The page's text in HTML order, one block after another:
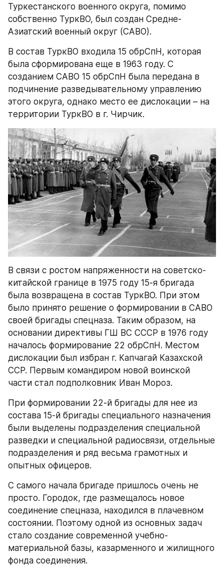
Туркестанского военного округа, помимо
собственно ТуркВО, был создан Средне-
Азиатский военный округ (САВО).
В состав ТуркВО входила 15 обрСпН, которая
была сформирована еще в 1963 году. С
созданием САВО 15 обрСпН была передана в
подчинение разведывательному управлению
этого округа, однако место ее дислокации – на
территории ТуркВО в г. Чирчик.
В связи с ростом напряженности на советско-
китайской границе в 1975 году 15-я бригада
была возвращена в состав ТуркВО. При этом
было принято решение о формировании в САВО
своей бригады спецназа. Таким образом, на
основании директивы ГШ ВС СССР в 1976 году
началось формирование 22 обрСпН. Местом
дислокации был избран г. Капчагай Казахской
ССР. Первым командиром новой воинской
части стал подполковник Иван Мороз.
При формировании 22-й бригады для нее из
состава 15-й бригады специального назначения
были выделены подразделения специальной
разведки и специальной радиосвязи, отдельные
подразделения и ряд весьма грамотных и
опытных офицеров.
С самого начала бригаде пришлось очень не
просто. Городок, где размещалось новое
соединение спецназа, находился в плачевном
состоянии. Поэтому одной из основных задач
стало создание современной учебно-
материальной базы, казарменного и жилищного
фонда соединения.